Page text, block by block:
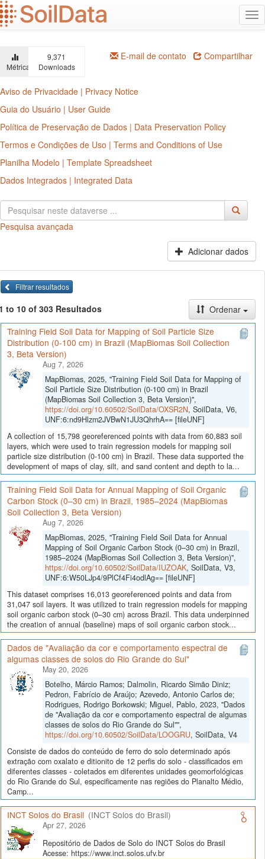
Ir
para
o
principal
Métricas
9,371
Downloads
E-mail de contato Compartilhar
Aviso de Privacidade | Privacy Notice
Guia do Usuário | User Guide
Política de Preservação de Dados | Data Preservation Policy
Termos e Condições de Uso | Terms and Conditions of Use
Planilha Modelo | Template Spreadsheet
Dados Integrados | Integrated Data
Pesquisa avançada
Adicionar dados
Filtrar resultados
to 10 of 303 Resultados
Ordenar
Training Field Soil Data for Mapping of Soil Particle Size
Distribution (0-100 cm) in Brazil (MapBiomas Soil Collection
3, Beta Version)
Aug 7, 2026
MapBiomas, 2025, "Training Field Soil Data for Mapping of
Soil Particle Size Distribution (0-100 cm) in Brazil
(MapBiomas Soil Collection 3, Beta Version)",
https://doi.org/10.60502/SoilData/OXSR2N, SoilData, V6,
UNF:6:nd9Hlzm2JVBwN1JU3QhrhA== [fileUNF]
A collection of 15,798 georeferenced points with data from 60,883 soil
layers, which were used to train regression models for mapping soil
particle size distribution (0-100 cm) in Brazil. These data supported the
development of maps of clay, silt, and sand content and depth to la...
Training Field Soil Data for Annual Mapping of Soil Organic
Carbon Stock (0–30 cm) in Brazil, 1985–2024 (MapBiomas
Soil Collection 3, Beta Version)
Aug 7, 2026
MapBiomas, 2025, "Training Field Soil Data for Annual
Mapping of Soil Organic Carbon Stock (0–30 cm) in Brazil,
1985–2024 (MapBiomas Soil Collection 3, Beta Version)",
https://doi.org/10.60502/SoilData/IUZOAK, SoilData, V3,
UNF:6:W50LJp4/9PlCf4Fi4odlAg== [fileUNF]
This dataset comprises 16,013 georeferenced points and data from
31,047 soil layers. It was utilized to train regression models for mapping
soil organic carbon stock (0–30 cm) across Brazil. This data underpinned
the creation of annual (baseline) maps of soil organic carbon stock...
Dados de "Avaliação da cor e comportamento espectral de
algumas classes de solos do Rio Grande do Sul"
May 20, 2026
Botelho, Márcio Ramos; Dalmolin, Ricardo Simão Diniz;
Pedron, Fabrício de Araújo; Azevedo, Antonio Carlos de;
Rodrigues, Rodrigo Borkowski; Miguel, Pablo, 2023, "Dados
de "Avaliação da cor e comportamento espectral de algumas
classes de solos do Rio Grande do Sul"",
https://doi.org/10.60502/SoilData/LOOGRU, SoilData, V4
Consiste de dados do conteúdo de ferro do solo determinado após
extração com oxalato e ditionito de 12 perfis do solo - classificados em
diferentes classes - coletados em diferentes unidades geomorfológicas
do Rio Grande do Sul, especificamente nas regiões do Planalto Médio,
Camp...
INCT Solos do Brasil (INCT Solos do Brasil)
Apr 27, 2026
Repositório de Dados de Solo do INCT Solos do Brasil
Acesse: https://www.inct.solos.ufv.br